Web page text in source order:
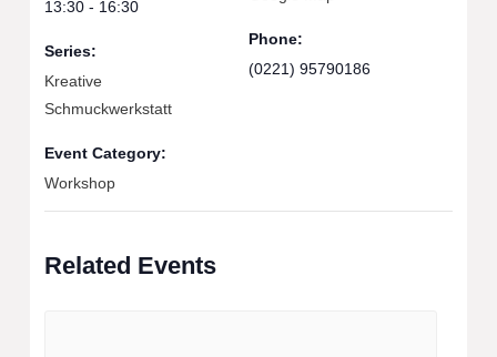
13:30 - 16:30
Series:
Kreative
Schmuckwerkstatt
Event Category:
Workshop
Phone:
(0221) 95790186
Related Events